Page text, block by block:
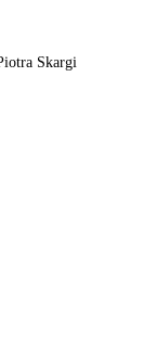
Skargi